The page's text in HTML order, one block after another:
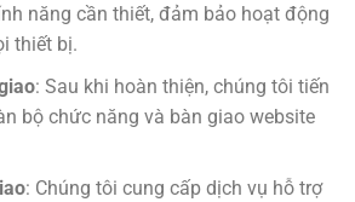
năng cần thiết, đảm bảo hoạt động
thiết bị.
: Sau khi hoàn thiện, chúng tôi tiến
bộ chức năng và bàn giao website
: Chúng tôi cung cấp dịch vụ hỗ trợ